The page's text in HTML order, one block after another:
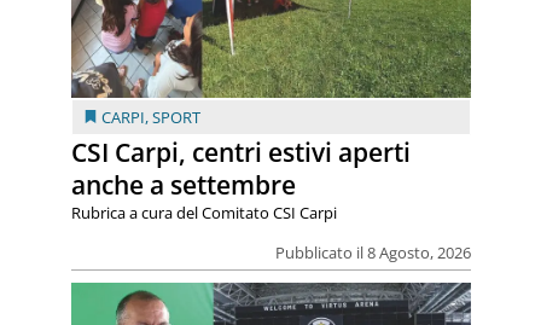
CARPI,SPORT
CSI Carpi, centri estivi aperti
anche a settembre
Pubblicato il 8 Agosto, 2026
Rubrica a cura del Comitato CSI Carpi